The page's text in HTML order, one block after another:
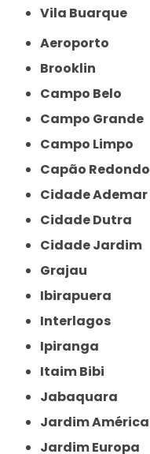
Vila Buarque
Aeroporto
Brooklin
Campo Belo
Campo Grande
Campo Limpo
Capão Redondo
Cidade Ademar
Cidade Dutra
Cidade Jardim
Grajau
Ibirapuera
Interlagos
Ipiranga
Itaim Bibi
Jabaquara
Jardim América
Jardim Europa